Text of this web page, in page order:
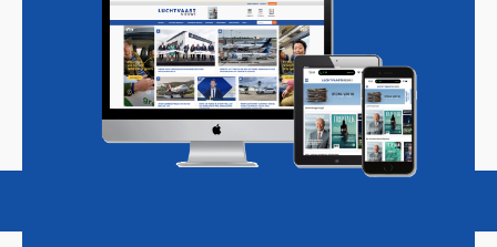
Magazine Podcasts Vacatures